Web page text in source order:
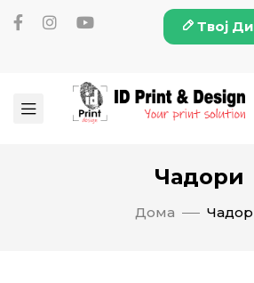
Твој
Чадори
Дома